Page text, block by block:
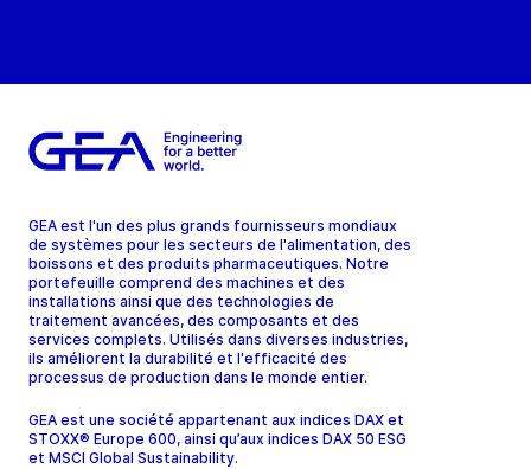
GEA est l'un des plus grands fournisseurs mondiaux
de systèmes pour les secteurs de l'alimentation, des
boissons et des produits pharmaceutiques. Notre
portefeuille comprend des machines et des
installations ainsi que des technologies de
traitement avancées, des composants et des
services complets. Utilisés dans diverses industries,
ils améliorent la durabilité et l'efficacité des
processus de production dans le monde entier.
GEA est une société appartenant aux indices DAX et
STOXX® Europe 600, ainsi qu’aux indices DAX 50 ESG
et MSCI Global Sustainability.